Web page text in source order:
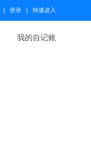
登录 快速进入
我的自记账